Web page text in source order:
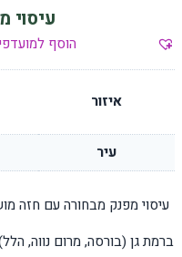
עיסוי
הוסף
איזור
עיר
עיסוי מפנק מבחורה עם חזה
ברמת גן (בורסה, מרום נווה,